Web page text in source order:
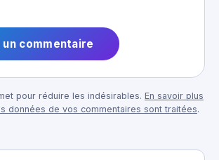
pour réduire les indésirables. En savoir plus
données de vos commentaires sont traitées.